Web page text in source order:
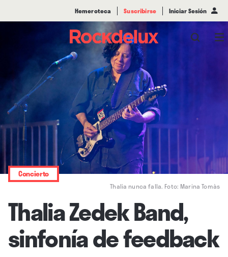
Hemeroteca Suscribirse Iniciar Sesión
Thalia nunca falla. Foto: Marina Tomàs
Concierto
Thalia Zedek Band,
sinfonía de feedback